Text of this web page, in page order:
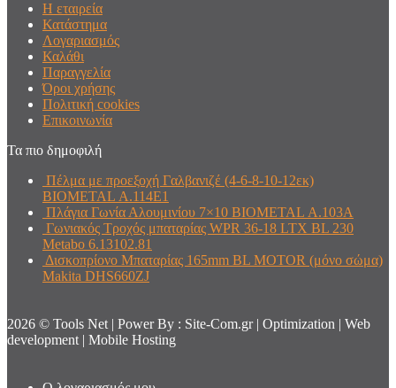
Η εταιρεία
Κατάστημα
Λογαριασμός
Καλάθι
Παραγγελία
Όροι χρήσης
Πολιτική cookies
Επικοινωνία
Τα πιο δημοφιλή
Πέλμα με προεξοχή Γαλβανιζέ (4-6-8-10-12εκ)
BIOMETAL Α.114Ε1
Πλάγια Γωνία Αλουμινίου 7×10 BIOMETAL Α.103Α
Γωνιακός Τροχός μπαταρίας WPR 36-18 LTX BL 230
Metabo 6.13102.81
Δισκοπρίονο Μπαταρίας 165mm BL MOTOR (μόνο σώμα)
Makita DHS660ZJ
2026 © Tools Net | Power By : Site-Com.gr | Optimization | Web
development | Mobile Hosting